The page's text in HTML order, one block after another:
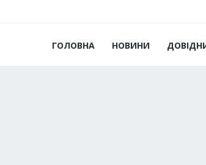
ГОЛОВНА НОВИНИ